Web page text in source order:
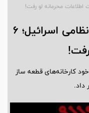
حمله سایبری به قلب صنایع نظامی اسرائیل؛ ۶
کارخانه‌های قطعه ساز
داد.